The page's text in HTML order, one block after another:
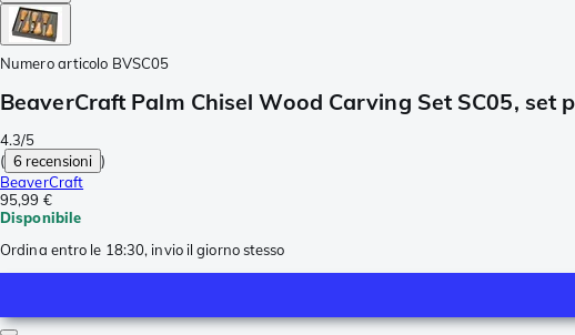
Numero articolo BVSC05
BeaverCraft Palm Chisel Wood Carving Set SC05, set
4.3/5
( 6 recensioni )
BeaverCraft
95,99 €
Disponibile
Ordina entro le 18:30, invio il giorno stesso